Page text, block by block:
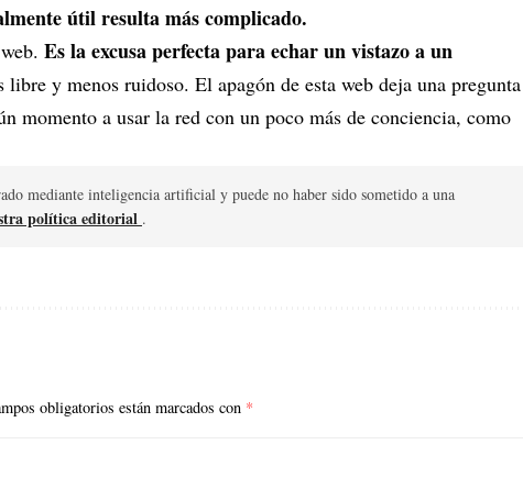
útil resulta más complicado.
Es la excusa perfecta para echar un vistazo a un
libre y menos ruidoso. El apagón de esta web deja una pregunta
momento a usar la red con un poco más de conciencia, como
mediante inteligencia artificial y puede no haber sido sometido a una
política editorial .
obligatorios están marcados con *